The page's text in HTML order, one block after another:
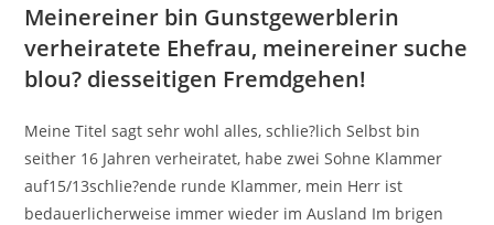
Meinereiner bin Gunstgewerblerin
verheiratete Ehefrau, meinereiner suche
blou? diesseitigen Fremdgehen!
Meine Titel sagt sehr wohl alles, schlie?lich Selbst bin
seither 16 Jahren verheiratet, habe zwei Sohne Klammer
auf15/13schlie?ende runde Klammer, mein Herr ist
bedauerlicherweise immer wieder im Ausland Im brigen